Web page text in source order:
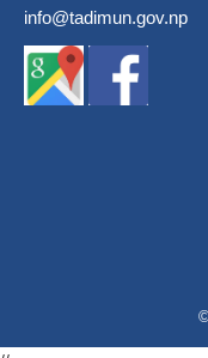
info@tadimun.gov.np